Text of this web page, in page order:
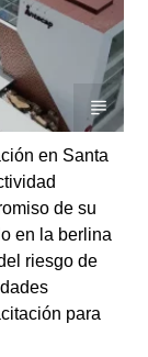
en Santa
de su
en la berlina
riesgo de
para